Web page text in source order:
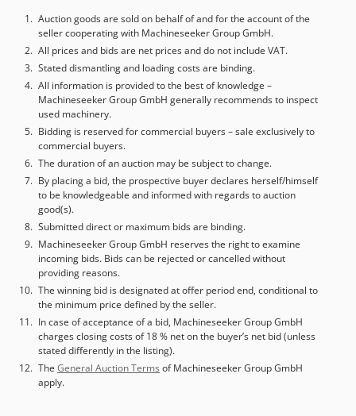
відхиляти промінь з максимальною точністю, створюючи
чіткі, дрібнодетальні позначки з товщиною лінії від 0,1 мм
без втрати швидкості. - Інтуїтивно зрозуміле програмне
забезпечення, сумісне зі стандартними у галузі форматами
(PDF, DXF, AI), дозволяє оператору налаштовувати
індивідуальні робочі завдання за кілька хвилин з попереднім
переглядом та симуляцією. - Компактний настільний дизайн
з опцією інтеграції у наявні виробничі лінії чи робочі місця
робить SpeedMarker 300 ефективним рішенням для цехів з
обмеженим простором, які потребують індустріального
рівня маркування.
змінного струму, 50/60 Гц • Номінальна потужність: 60 Вт •
Стандарти: EN 60825-1 (2007) • Управління: Зовнішній блок
управління, що монтується в стійку, з аварійною зупинкою,
ключовим вимикачем та індикаторами стану • Робоча
станція: Закритий корпус класу безпеки 2 з оглядовим
вікном і дверцятами з ручним підйомником Додаткове
обладнання Dsdpfx Alsy Htbuegjkr • Поворотна насадка
(модель IUX 65/3-M2) • 3-кулачковий поворотний патрон з
додатковими наборами кулачків • Максимальна швидкість
обертання: 3000/хв (Nmax)
Auction goods are sold on behalf of and for the account of the
seller cooperating with Machineseeker Group GmbH.
All prices and bids are net prices and do not include VAT.
Stated dismantling and loading costs are binding.
All information is provided to the best of knowledge –
Machineseeker Group GmbH generally recommends to inspect
used machinery.
Bidding is reserved for commercial buyers – sale exclusively to
commercial buyers.
The duration of an auction may be subject to change.
By placing a bid, the prospective buyer declares herself/himself
to be knowledgeable and informed with regards to auction
good(s).
Submitted direct or maximum bids are binding.
Machineseeker Group GmbH reserves the right to examine
incoming bids. Bids can be rejected or cancelled without
providing reasons.
The winning bid is designated at offer period end, conditional to
the minimum price defined by the seller.
In case of acceptance of a bid, Machineseeker Group GmbH
charges closing costs of 18 % net on the buyer’s net bid (unless
stated differently in the listing).
The General Auction Terms of Machineseeker Group GmbH
apply.